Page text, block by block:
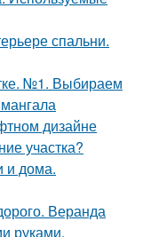
спальни.
№1. Выбираем
дизайне
участка?
и дома.
Веранда
руками.